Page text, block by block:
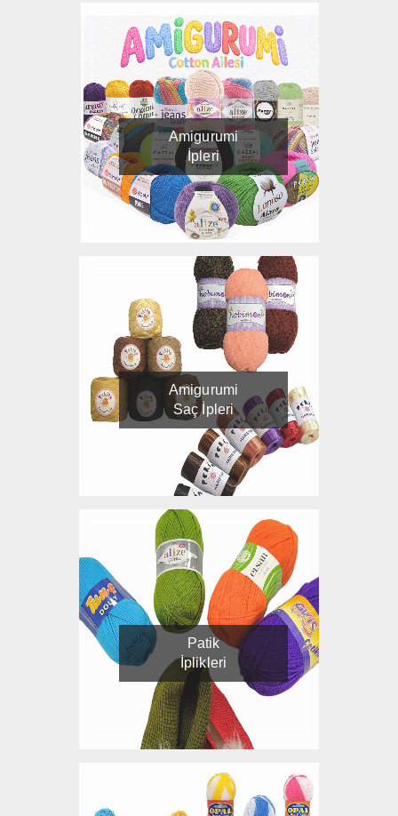
Amigurumi
İpleri
Amigurumi
Saç İpleri
Patik
İplikleri